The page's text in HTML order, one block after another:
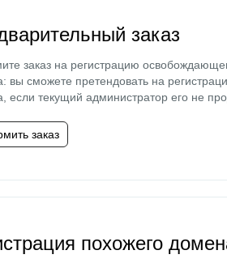
заказ
заказ на регистрацию
вы сможете претендовать на
если текущий администратор его не
заказ
похожего